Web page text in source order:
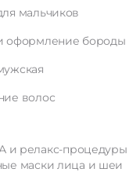
мальчиков
оформление бороды
волос
и релакс-процедуры
маски лица и шеи